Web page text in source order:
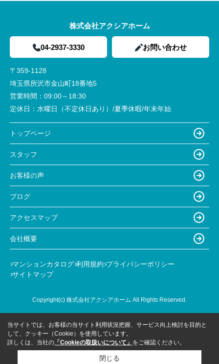
株式会社アクシアホーム
04-2937-3330 お問い合わせ
〒359-1128
埼玉県所沢市金山町18番地5
営業時間： 09:00～18:30
定休日： 水曜日（不定休日あり）/夏季休暇/年末年始
トップページ
スタッフ
お客様の声
ブログ
アクセスマップ
会社概要
マンションカタログ 利用規約 プライバシーポリシー
サイトマップ
Copyright(c) 株式会社アクシアホーム All Rights Reserved.
当サイトでは、お客様の当サイト利用状況把握、サービス向上検討を目的と
して、クッキー（Cookie）を使用しています。
詳しくは、当社の 「Cookieの取扱いについて」 をご確認ください。
閉じる